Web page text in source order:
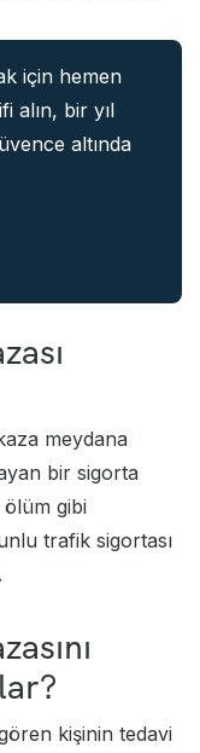
için hemen
alın, bir yıl
altında
meydana
bir sigorta
gibi
trafik sigortası
kişinin tedavi